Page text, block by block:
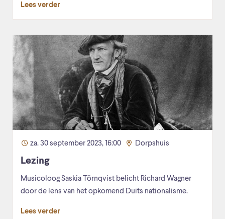
Lees verder
za. 30 september 2023, 16:00 Dorpshuis
Lezing
Musicoloog Saskia Törnqvist belicht Richard Wagner
door de lens van het opkomend Duits nationalisme.
Lees verder